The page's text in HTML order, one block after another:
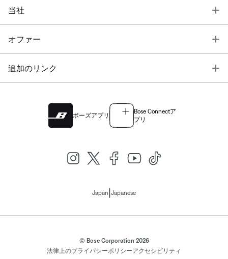
当社
オファー
追加のリンク
ボーズアプリ
Bose Connectア
プリ
Japan Japanese
© Bose Corporation 2026
法律上のプライバシーポリシーアクセシビリティ